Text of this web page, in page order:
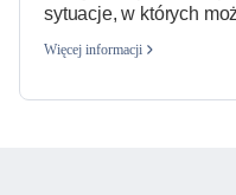
sytuacje, w których
Więcej informacji